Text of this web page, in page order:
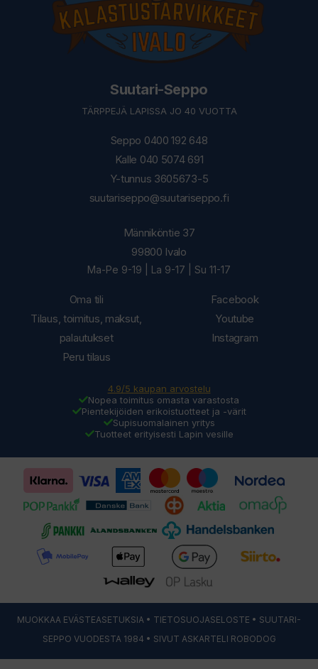
Suutari-Seppo
TÄRPPEJÄ LAPISSA JO 40 VUOTTA
Seppo 0400 192 648
Kalle 040 5074 691
Y-tunnus 3605673-5
suutariseppo@suutariseppo.fi
Oma tili
Tilaus, toimitus, maksut,
palautukset
Peru tilaus
Männiköntie 37
99800 Ivalo
Ma-Pe 9-19 | La 9-17 | Su 11-17
Facebook
Youtube
Instagram
4.9/5 kaupan arvostelu
Nopea toimitus omasta varastosta
Pientekijöiden erikoistuotteet ja -värit
Supisuomalainen yritys
Tuotteet erityisesti Lapin vesille
MUOKKAA EVÄSTEASETUKSIA • TIETOSUOJASELOSTE • SUUTARI-
SEPPO VUODESTA 1984 • SIVUT ASKARTELI ROBODOG